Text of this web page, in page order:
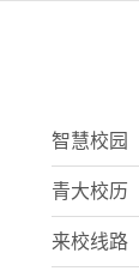
智慧校园
青大校历
来校线路